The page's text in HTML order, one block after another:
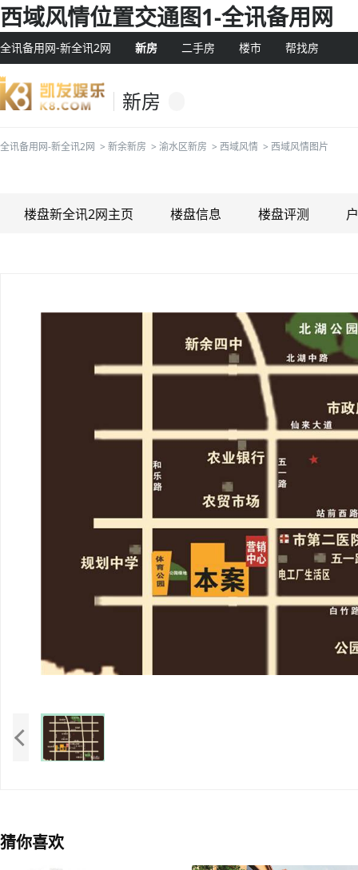
西域风情位置交通图1-全讯备用网
全讯备用网-新全讯2网 新房 二手房 楼市 帮找房
新房
全讯备用网-新全讯2网 > 新余新房 > 渝水区新房 > 西域风情 > 西域风情图片
楼盘新全讯2网主页 楼盘信息 楼盘评测
猜你喜欢